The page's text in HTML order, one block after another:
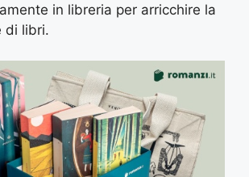
in libreria per arricchire la
di libri.